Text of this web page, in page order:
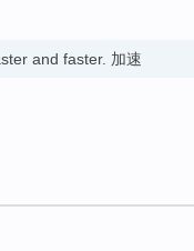
and faster. 加速